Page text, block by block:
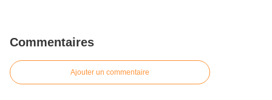
Commentaires
Ajouter un commentaire